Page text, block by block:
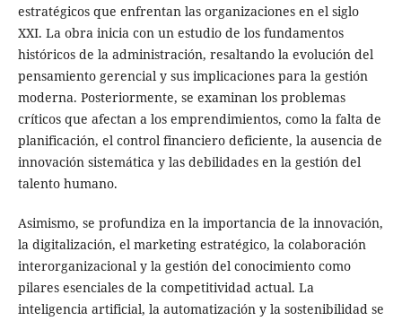
estratégicos que enfrentan las organizaciones en el siglo
XXI. La obra inicia con un estudio de los fundamentos
históricos de la administración, resaltando la evolución del
pensamiento gerencial y sus implicaciones para la gestión
moderna. Posteriormente, se examinan los problemas
críticos que afectan a los emprendimientos, como la falta de
planificación, el control financiero deficiente, la ausencia de
innovación sistemática y las debilidades en la gestión del
talento humano.
Asimismo, se profundiza en la importancia de la innovación,
la digitalización, el marketing estratégico, la colaboración
interorganizacional y la gestión del conocimiento como
pilares esenciales de la competitividad actual. La
inteligencia artificial, la automatización y la sostenibilidad se